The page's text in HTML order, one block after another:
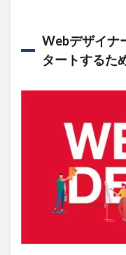
Principles
+
Practices
UI Design
HTML5+CSS3
手を動かし
てマスターす
る WEBデ
ザイン／プロ
グラミング動
画講座
Webデザイナ
タートするた